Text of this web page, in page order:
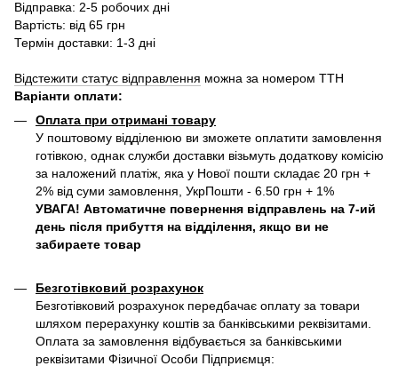
Відправка: 2-5 робочих дні
Вартість: від 65 грн
Термін доставки: 1-3 дні
Відстежити статус відправлення можна за номером ТТН
Варіанти оплати:
Оплата при отримані товару
У поштовому відділенюю ви зможете оплатити замовлення
готівкою, однак служби доставки візьмуть додаткову комісію
за наложений платіж, яка у Нової пошти складає 20 грн +
2% від суми замовлення, УкрПошти - 6.50 грн + 1%
УВАГА! Автоматичне повернення відправлень на 7-ий
день після прибуття на відділення, якщо ви не
забираете товар
Безготівковий розрахунок
Безготівковий розрахунок передбачає оплату за товари
шляхом перерахунку коштів за банківськими реквізитами.
Оплата за замовлення відбувається за банківськими
реквізитами Фізичної Особи Підприємця: